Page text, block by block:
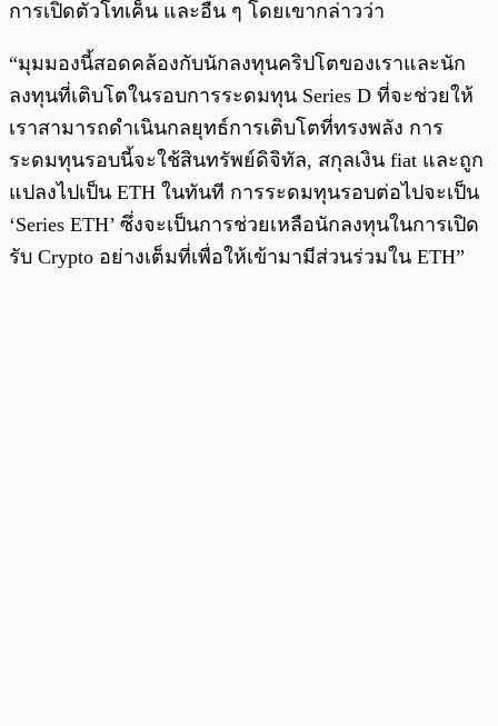
การเปิดตัวโทเค็น และอื่น ๆ โดยเขากล่าวว่า
“มุมมองนี้สอดคล้องกับนักลงทุนคริปโตของเราและนัก
ลงทุนที่เติบโตในรอบการระดมทุน Series D ที่จะช่วยให้
เราสามารถดำเนินกลยุทธ์การเติบโตที่ทรงพลัง การ
ระดมทุนรอบนี้จะใช้สินทรัพย์ดิจิทัล, สกุลเงิน fiat และถูก
แปลงไปเป็น ETH ในทันที การระดมทุนรอบต่อไปจะเป็น
‘Series ETH’ ซึ่งจะเป็นการช่วยเหลือนักลงทุนในการเปิด
รับ Crypto อย่างเต็มที่เพื่อให้เข้ามามีส่วนร่วมใน ETH”